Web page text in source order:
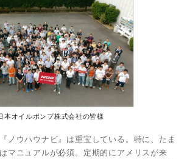
本オイルポンプ株式会社の皆様
ノウハウナビ』は重宝している。特に、たま
マニュアルが必須。定期的にアメリスが来